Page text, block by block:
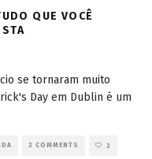
QUE VOCÊ
se tornaram muito
Day em Dublin é um
2 COMMENTS 2